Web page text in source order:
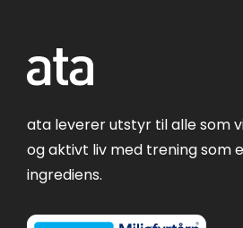
ata leverer utstyr til alle som
og aktivt liv med trening som
ingrediens.